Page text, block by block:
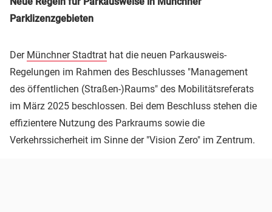
Parklizenzgebieten
Der Münchner Stadtrat hat die neuen Parkausweis-
Regelungen im Rahmen des Beschlusses "Management
des öffentlichen (Straßen-)Raums" des Mobilitätsreferats
im März 2025 beschlossen. Bei dem Beschluss stehen die
effizientere Nutzung des Parkraums sowie die
Verkehrssicherheit im Sinne der "Vision Zero" im Zentrum.